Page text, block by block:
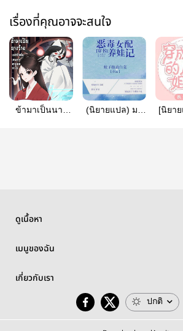
เรื่องที่คุณอาจจะสนใจ
ข้ามาเป็นนาง
(นิยายแปล) มา
[นิยาย
ดูเนื้อหา
เมนูของฉัน
เกี่ยวกับเรา
ปกติ